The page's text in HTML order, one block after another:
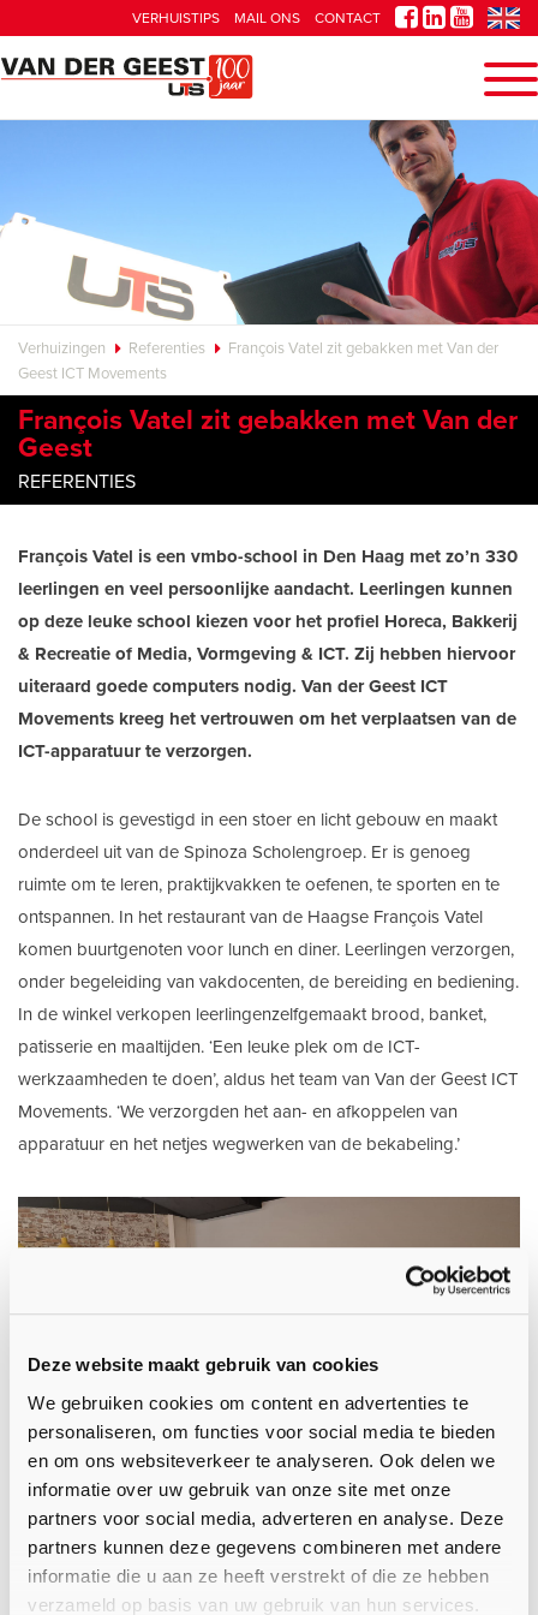
Deze website maakt gebruik van cookies
We gebruiken cookies om content en advertenties te
personaliseren, om functies voor social media te bieden
en om ons websiteverkeer te analyseren. Ook delen we
informatie over uw gebruik van onze site met onze
partners voor social media, adverteren en analyse. Deze
partners kunnen deze gegevens combineren met andere
informatie die u aan ze heeft verstrekt of die ze hebben
verzameld op basis van uw gebruik van hun services.
VERHUISTIPS MAIL ONS CONTACT
Verhuizingen Referenties
François Vatel zit gebakken met Van der
Geest ICT Movements
François Vatel zit gebakken met Van der
Geest
REFERENTIES
François Vatel is een vmbo-school in Den Haag met zo’n 330
leerlingen en veel persoonlijke aandacht. Leerlingen kunnen
op deze leuke school kiezen voor het profiel Horeca, Bakkerij
& Recreatie of Media, Vormgeving & ICT. Zij hebben hiervoor
uiteraard goede computers nodig. Van der Geest ICT
Movements kreeg het vertrouwen om het verplaatsen van de
ICT-apparatuur te verzorgen.
De school is gevestigd in een stoer en licht gebouw en maakt
onderdeel uit van de Spinoza Scholengroep. Er is genoeg
ruimte om te leren, praktijkvakken te oefenen, te sporten en te
ontspannen. In het restaurant van de Haagse François Vatel
komen buurtgenoten voor lunch en diner. Leerlingen verzorgen,
onder begeleiding van vakdocenten, de bereiding en bediening.
In de winkel verkopen leerlingenzelfgemaakt brood, banket,
patisserie en maaltijden. ‘Een leuke plek om de ICT-
werkzaamheden te doen’, aldus het team van Van der Geest ICT
Movements. ‘We verzorgden het aan- en afkoppelen van
apparatuur en het netjes wegwerken van de bekabeling.’